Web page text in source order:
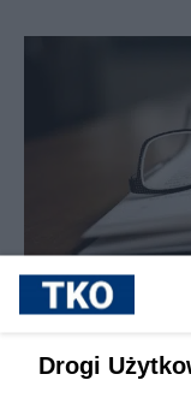
sponsorowane
czytania
Drogi